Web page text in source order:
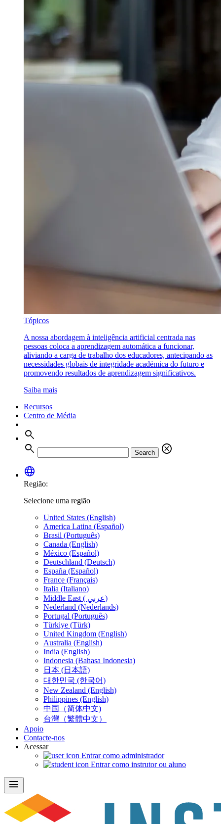
Tópicos
A nossa abordagem à inteligência artificial centrada nas
pessoas coloca a aprendizagem automática a funcionar,
aliviando a carga de trabalho dos educadores, antecipando as
necessidades globais de integridade académica do futuro e
promovendo resultados de aprendizagem significativos.
Saiba mais
Recursos
Centro de Média
search
search
Search
cancel
language
Região:
Selecione uma região
United States (English)
America Latina (Español)
Brasil (Português)
Canada (English)
México (Español)
Deutschland (Deutsch)
España (Español)
France (Français)
Italia (Italiano)
Middle East ( عربي)
Nederland (Nederlands)
Portugal (Português)
Türkiye (Türk)
United Kingdom (English)
Australia (English)
India (English)
Indonesia (Bahasa Indonesia)
日本 (日本語)
대한민국 (한국어)
New Zealand (English)
Philippines (English)
中国（简体中文)
台灣（繁體中文）
Apoio
Contacte-nos
Acessar
Entrar como administrador
Entrar como instrutor ou aluno
menu